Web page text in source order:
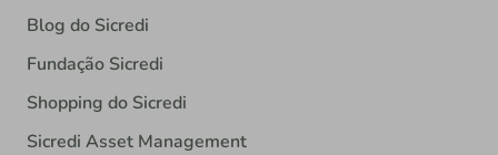
Blog do Sicredi
Fundação Sicredi
Shopping do Sicredi
Sicredi Asset Management